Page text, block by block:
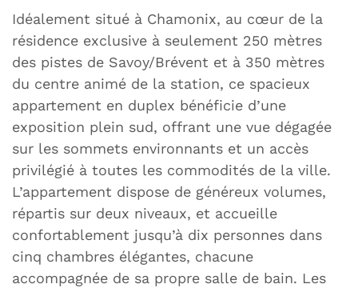
Idéalement situé à Chamonix, au cœur de la
résidence exclusive à seulement 250 mètres
des pistes de Savoy/Brévent et à 350 mètres
du centre animé de la station, ce spacieux
appartement en duplex bénéficie d’une
exposition plein sud, offrant une vue dégagée
sur les sommets environnants et un accès
privilégié à toutes les commodités de la ville.
L’appartement dispose de généreux volumes,
répartis sur deux niveaux, et accueille
confortablement jusqu’à dix personnes dans
cinq chambres élégantes, chacune
accompagnée de sa propre salle de bain. Les